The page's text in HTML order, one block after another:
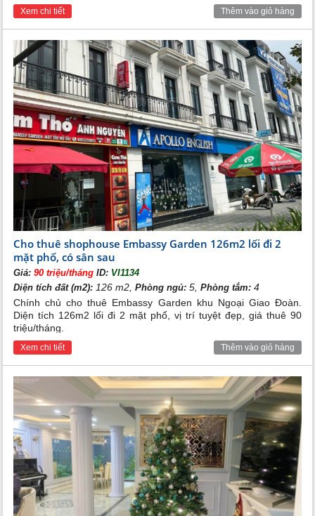
để kinh doanh mà còn là nơi để bạn nghỉ ngơi thư giãn
Xem thêm:
Cho thuê biệt thự song lập khu Ngoại Giao Đoàn
Xem chi tiết Thêm vào giỏ hàng
Cho thuê shophouse Embassy Garden 126m2 lối đi 2
mặt phố, có sân sau
Giá:90 triệu/tháng ID: VI1134
Diện tích đất (m2): 126 m2,Phòng ngủ: 5,Phòng tắm: 4
Chính chủ cho thuê Embassy Garden khu Ngoại Giao Đoàn.
Diện tích 126m2 lối đi 2 mặt phố, vị trí tuyệt đẹp, giá thuê 90
triệu/tháng.
Xem chi tiết Thêm vào giỏ hàng